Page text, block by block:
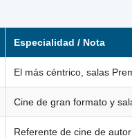
Especialidad / Nota
El más céntrico, salas
Cine de gran formato y
Referente de cine de autor